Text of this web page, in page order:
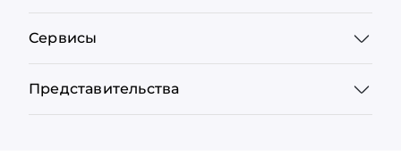
Сервисы
Представительства